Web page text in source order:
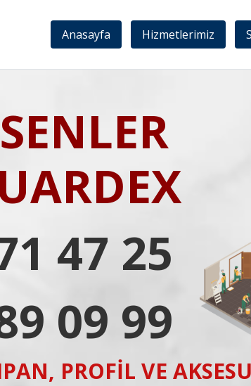
Anasayfa Hizmetlerimiz
47 25
09 99
PROFİL VE